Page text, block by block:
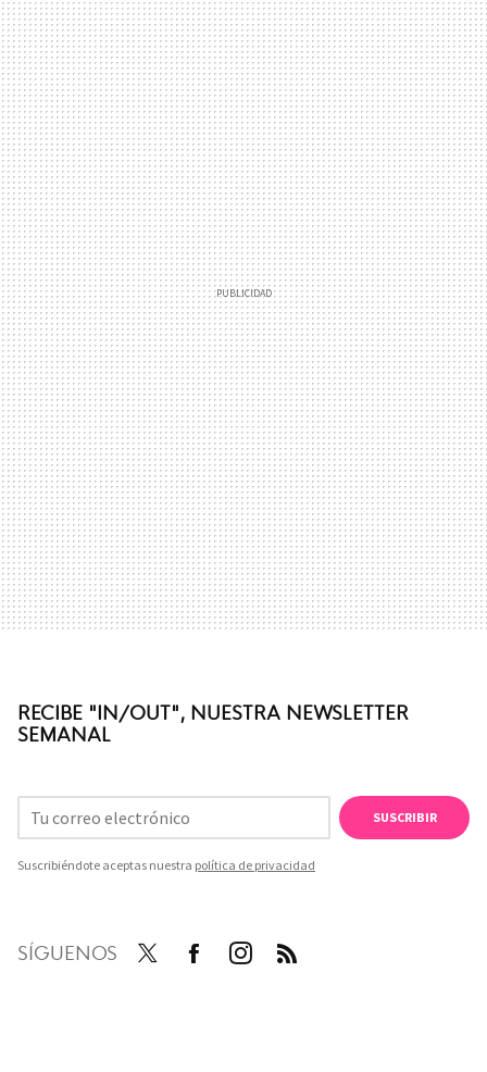
RECIBE "IN/OUT", NUESTRA NEWSLETTER
SEMANAL
SUSCRIBIR
Suscribiéndote aceptas nuestra política de privacidad
SÍGUENOS